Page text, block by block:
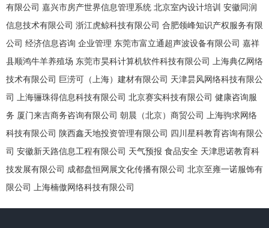
有限公司 嘉兴市房产世界信息管理系统 北京室内设计培训 安徽同润
信息技术有限公司 浙江虎鲸科技有限公司 合肥领峰知识产权服务有限
公司 经济信息咨询 企业管理 东莞市富立通超声波设备有限公司 嘉祥
县顺鸿牛羊养殖场 东莞市昊科计算机软件科技有限公司
上海典亿网络
技术有限公司 巨涝可（上海）建材有限公司 天津昙风网络科技有限公
司
上海骊珠得信息科技有限公司 北京赛实科技有限公司 健康咨询服
务 厦门来吉商务咨询有限公司 朝晨（北京）商贸公司
上海驹求网络
科技有限公司 陕西鑫天地投资管理有限公司 四川星科教育咨询有限公
司 安徽新天路信息工程有限公司 天气预报 食品安全 天津思诺教育科
技发展有限公司 成都盘恒网展文化传播有限公司 北京至雍一诺服饰有
限公司
上海楠傲网络科技有限公司